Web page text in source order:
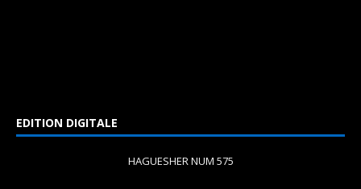
EDITION DIGITALE
HAGUESHER NUM 575